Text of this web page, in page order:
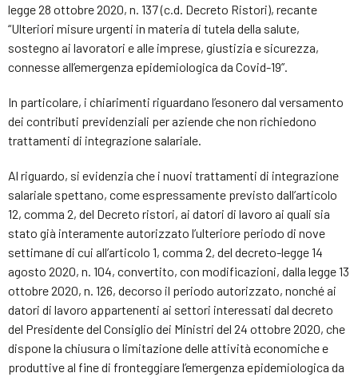
legge 28 ottobre 2020, n. 137 (c.d. Decreto Ristori), recante
“Ulteriori misure urgenti in materia di tutela della salute,
sostegno ai lavoratori e alle imprese, giustizia e sicurezza,
connesse all’emergenza epidemiologica da Covid-19”.
In particolare, i chiarimenti riguardano l’esonero dal versamento
dei contributi previdenziali per aziende che non richiedono
trattamenti di integrazione salariale.
Al riguardo, si evidenzia che i nuovi trattamenti di integrazione
salariale spettano, come espressamente previsto dall’articolo
12, comma 2, del Decreto ristori, ai datori di lavoro ai quali sia
stato già interamente autorizzato l’ulteriore periodo di nove
settimane di cui all’articolo 1, comma 2, del decreto-legge 14
agosto 2020, n. 104, convertito, con modificazioni, dalla legge 13
ottobre 2020, n. 126, decorso il periodo autorizzato, nonché ai
datori di lavoro appartenenti ai settori interessati dal decreto
del Presidente del Consiglio dei Ministri del 24 ottobre 2020, che
dispone la chiusura o limitazione delle attività economiche e
produttive al fine di fronteggiare l’emergenza epidemiologica da